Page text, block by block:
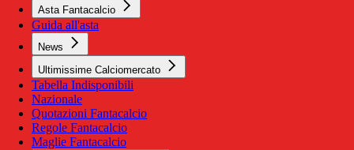
Asta Fantacalcio
Guida all'asta
News
Ultimissime Calciomercato
Tabella Indisponibili
Nazionale
Quotazioni Fantacalcio
Regole Fantacalcio
Maglie Fantacalcio